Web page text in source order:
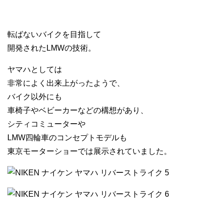
転ばないバイクを目指して
開発されたLMWの技術。
ヤマハとしては
非常によく出来上がったようで、
バイク以外にも
車椅子やベビーカーなどの構想があり、
シティコミューターや
LMW四輪車のコンセプトモデルも
東京モーターショーでは展示されていました。